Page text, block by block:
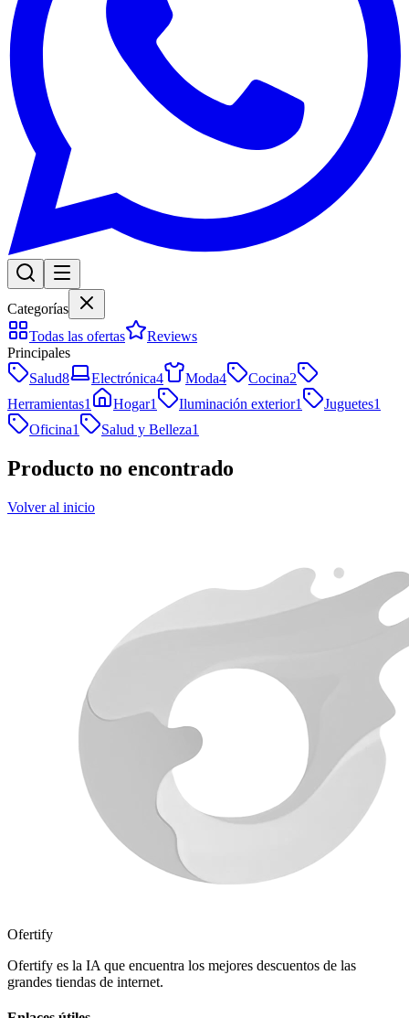
Categorías
Todas las ofertas
Reviews
Principales
Salud8 Electrónica4 Moda4 Cocina2
Herramientas1 Hogar1 Iluminación exterior1 Juguetes1
Oficina1 Salud y Belleza1
Producto no encontrado
Volver al inicio
Ofertify
Ofertify es la IA que encuentra los mejores descuentos de las
grandes tiendas de internet.